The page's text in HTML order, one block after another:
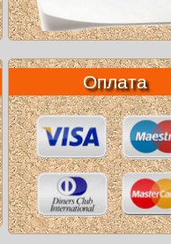
Оплата